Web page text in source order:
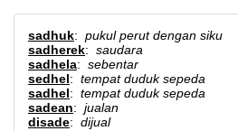
sadhuk: pukul perut dengan siku
sadherek: saudara
sadhela: sebentar
sedhel: tempat duduk sepeda
sadhel: tempat duduk sepeda
sadean: jualan
disade: dijual